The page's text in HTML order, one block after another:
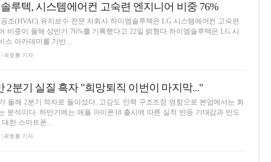
루텍, 시스템에어컨 고숙련 엔지니어 비중 76%
조(HVAC) 유지보수 전문 자회사 하이엠솔루텍은 LG 시스템에어컨 고숙련
비중이 올해 상반기 76%를 기록했다고 22일 밝혔다.하이엠솔루텍은 LG 시
스 아카데미를 기반...
곽호룡 기자
2분기 실질 흑자 "희망퇴직 이번이 마지막..."
올해 2분기 적자로 돌아섰다. 고강도 인력 구조조정 영향으로 본업에서는 회
분석이다. 하반기에는 애플 아이폰18 출시에 따른 실적 반등 기대감과 반도
한 스마트폰...
곽호룡 기자